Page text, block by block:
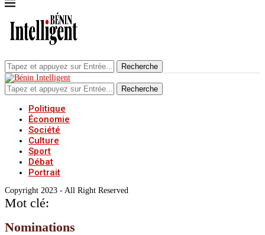
Recherche
Recherche
Politique
Économie
Société
Culture
Sport
Débat
Portrait
Copyright 2023 - All Right Reserved
Mot clé:
Nominations